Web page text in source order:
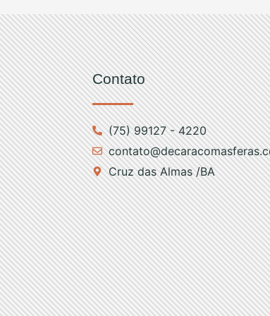
Contato
(75) 99127 - 4220
Cruz das Almas /BA